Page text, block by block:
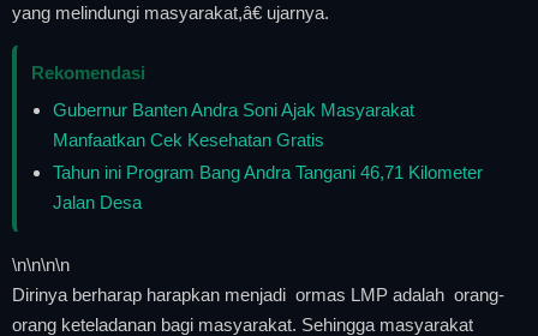
yang melindungi masyarakat,â€ ujarnya.
Rekomendasi
Gubernur Banten Andra Soni Ajak Masyarakat
Manfaatkan Cek Kesehatan Gratis
Tahun ini Program Bang Andra Tangani 46,71 Kilometer
Jalan Desa
\n\n\n\n
Dirinya berharap harapkan menjadi ormas LMP adalah orang-
orang keteladanan bagi masyarakat. Sehingga masyarakat